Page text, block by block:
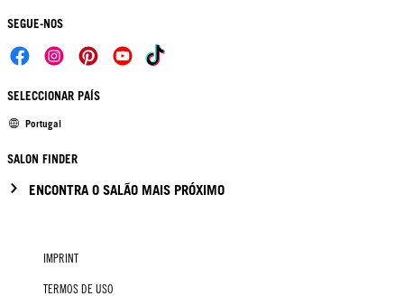
SEGUE-NOS
SELECCIONAR PAÍS
Portugal
SALON FINDER
ENCONTRA O SALÃO MAIS PRÓXIMO
IMPRINT
TERMOS DE USO